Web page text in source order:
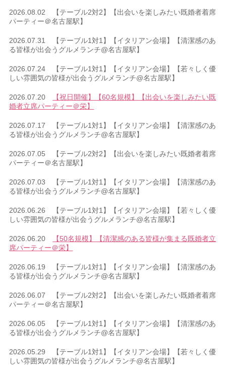
2026.08.02 【テーブル2対2】【出会いを楽しみたい既婚者着席
パーティー＠名古屋駅】
2026.07.31 【テーブル1対1】【イタリアン会場】【清潔感のあ
る皆様が出会うグルメランチ@名古屋駅】
2026.07.24 【テーブル1対1】【イタリアン会場】【若々しく優
しい雰囲気の皆様が出会うグルメランチ@名古屋駅】
2026.07.20
【祝日開催】【60名規模】【出会いを楽しみたい既
婚者立席パーティー＠栄】
2026.07.17 【テーブル1対1】【イタリアン会場】【清潔感のあ
る皆様が出会うグルメランチ@名古屋駅】
2026.07.05 【テーブル2対2】【出会いを楽しみたい既婚者着席
パーティー＠名古屋駅】
2026.07.03 【テーブル1対1】【イタリアン会場】【清潔感のあ
る皆様が出会うグルメランチ@名古屋駅】
2026.06.26 【テーブル1対1】【イタリアン会場】【若々しく優
しい雰囲気の皆様が出会うグルメランチ@名古屋駅】
2026.06.20
【50名規模】【清潔感のある皆様が集まる既婚者立
席パーティー＠栄】
2026.06.19 【テーブル1対1】【イタリアン会場】【清潔感のあ
る皆様が出会うグルメランチ@名古屋駅】
2026.06.07 【テーブル2対2】【出会いを楽しみたい既婚者着席
パーティー＠名古屋駅】
2026.06.05 【テーブル1対1】【イタリアン会場】【清潔感のあ
る皆様が出会うグルメランチ@名古屋駅】
2026.05.29 【テーブル1対1】【イタリアン会場】【若々しく優
しい雰囲気の皆様が出会うグルメランチ@名古屋駅】